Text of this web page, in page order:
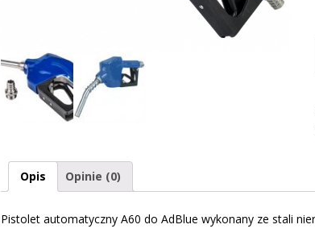
Opis Opinie (0)
Pistolet automatyczny A60 do AdBlue wykonany ze stali